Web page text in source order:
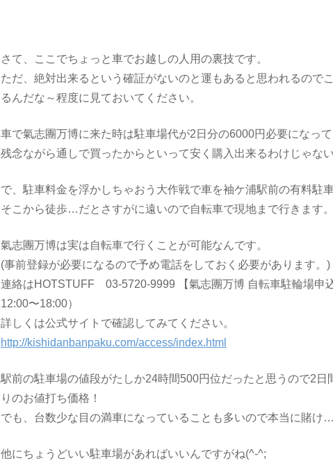
さて、ここでちょっと車でお越しの人用の裏技です。
ただ、絶対出来るという確証がないのと運もあると思われるので
るんだな～程度に見ておいてください。
車で氣志團万博に来た時は駐車場代が2日分の6000円必要になって
残念ながら通しで買ったからといって安く購入出来るわけじゃない
で、駐車料金を浮かしちゃおう大作戦で車を袖ケ浦駅前の有料駐
そこから徒歩…だとさすがに遠いので自転車で現地まで行きます。
氣志團万博は実は自転車で行くことが可能なんです。
(事前登録が必要になるので予め電話をしておく必要があります。)
連絡はHOTSTUFF 03-5720-9999 【氣志團万博 自転車駐輪場申
12:00〜18:00）
詳しくは公式サイトで確認してみてください。
http://kishidanbanpaku.com/access/index.html
駅前の駐車場の値段がたしか24時間500円位だったと思うので2日
りのお値打ち価格！
でも、台数少な目の満車になっていることも多いので本当に賭け…
他にちょうどいい駐車場があればいいんですがね(^-^;